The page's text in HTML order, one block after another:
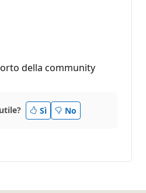
della community
Sì No